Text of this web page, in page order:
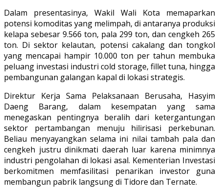
Dalam presentasinya, Wakil Wali Kota memaparkan
potensi komoditas yang melimpah, di antaranya produksi
kelapa sebesar 9.566 ton, pala 299 ton, dan cengkeh 265
ton. Di sektor kelautan, potensi cakalang dan tongkol
yang mencapai hampir 10.000 ton per tahun membuka
peluang investasi industri cold storage, fillet tuna, hingga
pembangunan galangan kapal di lokasi strategis.
Direktur Kerja Sama Pelaksanaan Berusaha, Hasyim
Daeng Barang, dalam kesempatan yang sama
menegaskan pentingnya beralih dari ketergantungan
sektor pertambangan menuju hilirisasi perkebunan.
Beliau menyayangkan selama ini nilai tambah pala dan
cengkeh justru dinikmati daerah luar karena minimnya
industri pengolahan di lokasi asal. Kementerian Investasi
berkomitmen memfasilitasi penarikan investor guna
membangun pabrik langsung di Tidore dan Ternate.